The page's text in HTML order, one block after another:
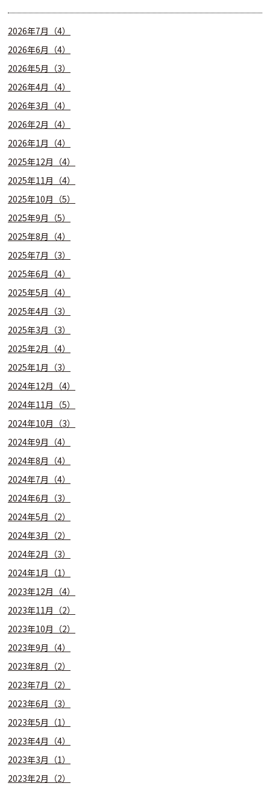
2026年7月（4）
2026年6月（4）
2026年5月（3）
2026年4月（4）
2026年3月（4）
2026年2月（4）
2026年1月（4）
2025年12月（4）
2025年11月（4）
2025年10月（5）
2025年9月（5）
2025年8月（4）
2025年7月（3）
2025年6月（4）
2025年5月（4）
2025年4月（3）
2025年3月（3）
2025年2月（4）
2025年1月（3）
2024年12月（4）
2024年11月（5）
2024年10月（3）
2024年9月（4）
2024年8月（4）
2024年7月（4）
2024年6月（3）
2024年5月（2）
2024年3月（2）
2024年2月（3）
2024年1月（1）
2023年12月（4）
2023年11月（2）
2023年10月（2）
2023年9月（4）
2023年8月（2）
2023年7月（2）
2023年6月（3）
2023年5月（1）
2023年4月（4）
2023年3月（1）
2023年2月（2）